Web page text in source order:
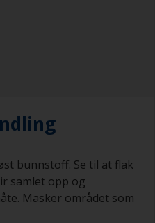
bunnstoff. Se til at flak
samlet opp og
Masker området som